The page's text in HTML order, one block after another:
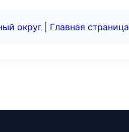
округ Главная страница